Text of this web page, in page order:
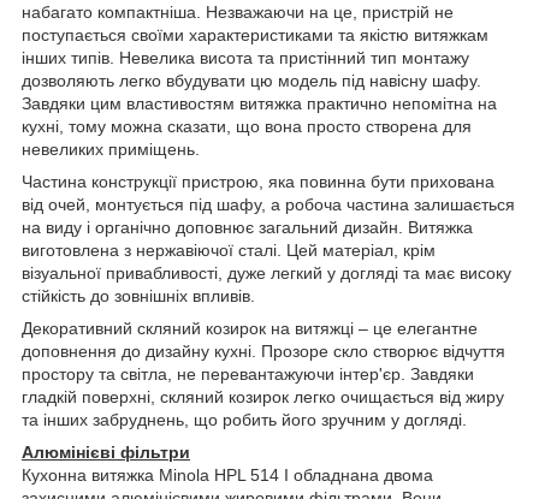
набагато компактніша. Незважаючи на це, пристрій не
поступається своїми характеристиками та якістю витяжкам
інших типів. Невелика висота та пристінний тип монтажу
дозволяють легко вбудувати цю модель під навісну шафу.
Завдяки цим властивостям витяжка практично непомітна на
кухні, тому можна сказати, що вона просто створена для
невеликих приміщень.
Частина конструкції пристрою, яка повинна бути прихована
від очей, монтується під шафу, а робоча частина залишається
на виду і органічно доповнює загальний дизайн. Витяжка
виготовлена з нержавіючої сталі. Цей матеріал, крім
візуальної привабливості, дуже легкий у догляді та має високу
стійкість до зовнішніх впливів.
Декоративний скляний козирок на витяжці – це елегантне
доповнення до дизайну кухні. Прозоре скло створює відчуття
простору та світла, не перевантажуючи інтер'єр. Завдяки
гладкій поверхні, скляний козирок легко очищається від жиру
та інших забруднень, що робить його зручним у догляді.
Алюмінієві фільтри
Кухонна витяжка Minola HPL 514 I обладнана двома